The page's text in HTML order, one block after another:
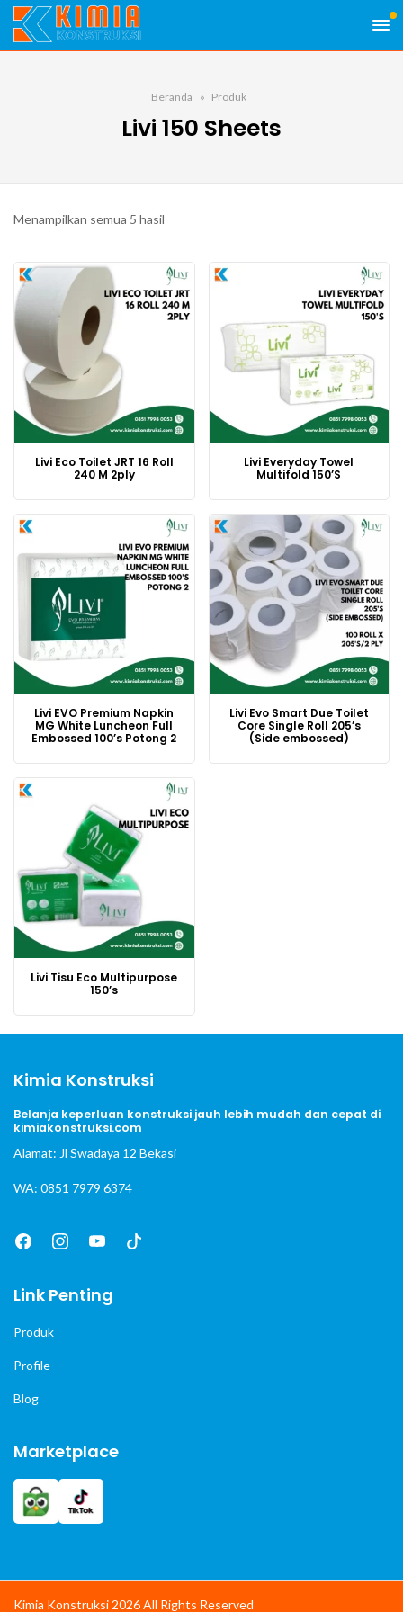
Beranda Produk
Livi 150 Sheets
Menampilkan semua 5 hasil
Livi Eco Toilet JRT 16 Roll
240 M 2ply
Livi Everyday Towel
Multifold 150’S
Livi EVO Premium Napkin
MG White Luncheon Full
Embossed 100’s Potong 2
Livi Evo Smart Due Toilet
Core Single Roll 205’s
(Side embossed)
Livi Tisu Eco Multipurpose
150’s
Kimia Konstruksi
Belanja keperluan konstruksi jauh lebih mudah dan cepat di
kimiakonstruksi.com
Alamat: Jl Swadaya 12 Bekasi
WA: 0851 7979 6374
Link Penting
Produk
Profile
Blog
Marketplace
Kimia Konstruksi 2026 All Rights Reserved